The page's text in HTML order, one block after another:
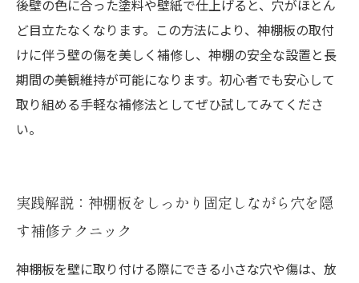
後壁の色に合った塗料や壁紙で仕上げると、穴がほとん
ど目立たなくなります。この方法により、神棚板の取付
けに伴う壁の傷を美しく補修し、神棚の安全な設置と長
期間の美観維持が可能になります。初心者でも安心して
取り組める手軽な補修法としてぜひ試してみてくださ
い。
実践解説：神棚板をしっかり固定しながら穴を隠
す補修テクニック
神棚板を壁に取り付ける際にできる小さな穴や傷は、放